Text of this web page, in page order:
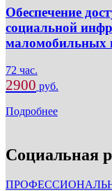
Обеспечение
социальной
маломобильных
72 час.
2900 руб.
Подробнее
Социальная